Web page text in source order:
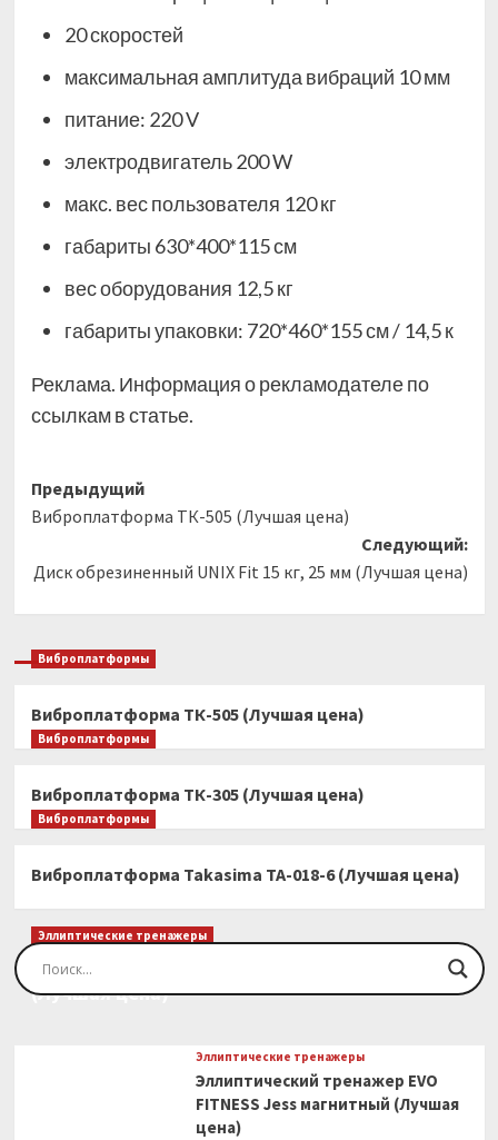
20 скоростей
максимальная амплитуда вибраций 10 мм
питание: 220 V
электродвигатель 200 W
макс. вес пользователя 120 кг
габариты 630*400*115 см
вес оборудования 12,5 кг
габариты упаковки: 720*460*155 см / 14,5 к
Реклама. Информация о рекламодателе по
ссылкам в статье.
Навигация
записи
Предыдущий
Виброплатформа ТК-505 (Лучшая цена)
Следующий:
Диск обрезиненный UNIX Fit 15 кг, 25 мм (Лучшая цена)
Виброплатформы
Виброплатформа ТК-505 (Лучшая цена)
Виброплатформы
Виброплатформа ТК-305 (Лучшая цена)
Виброплатформы
Виброплатформа Takasima ТА-018-6 (Лучшая цена)
Эллиптические тренажеры
Эллиптический тренажер EVO FITNESS Orion
(Лучшая цена)
Эллиптические тренажеры
Эллиптический тренажер EVO
FITNESS Jess магнитный (Лучшая
цена)